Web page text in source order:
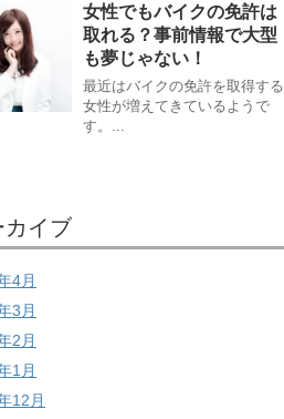
女性でもバイクの免許は
取れる？事前情報で大型
も夢じゃない！
最近はバイクの免許を取得する
女性が増えてきているようで
す。...
カイブ
4月
3月
2月
1月
12月